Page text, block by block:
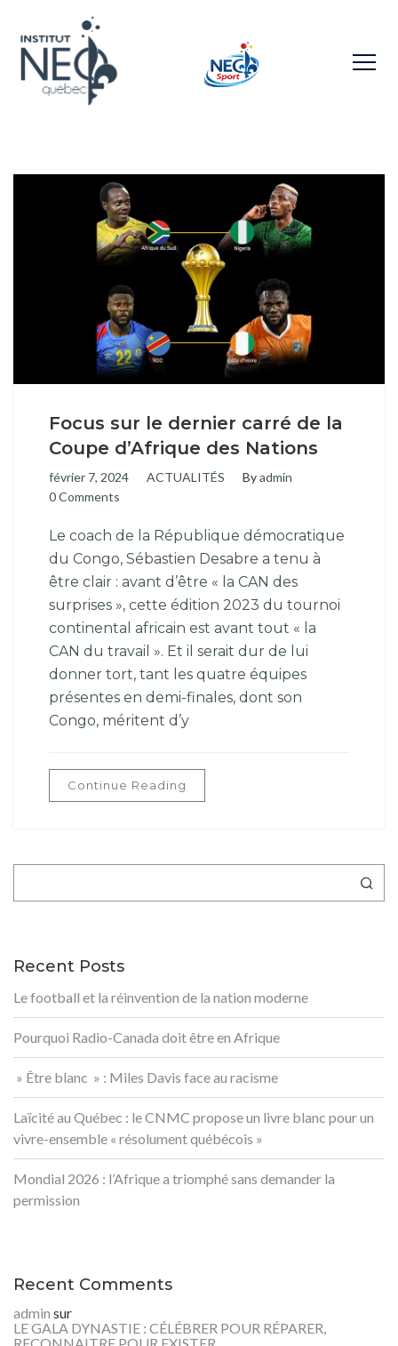
Focus sur le dernier carré de la
Coupe d’Afrique des Nations
février 7, 2024 ACTUALITÉS Byadmin
0 Comments
Le coach de la République démocratique
du Congo, Sébastien Desabre a tenu à
être clair : avant d’être « la CAN des
surprises », cette édition 2023 du tournoi
continental africain est avant tout « la
CAN du travail ». Et il serait dur de lui
donner tort, tant les quatre équipes
présentes en demi-finales, dont son
Congo, méritent d’y
Continue Reading
Recent Posts
Le football et la réinvention de la nation moderne
Pourquoi Radio-Canada doit être en Afrique
» Être blanc » : Miles Davis face au racisme
Laïcité au Québec : le CNMC propose un livre blanc pour un
vivre-ensemble « résolument québécois »
Mondial 2026 : l’Afrique a triomphé sans demander la
permission
Recent Comments
admin sur
LE GALA DYNASTIE : CÉLÉBRER POUR RÉPARER,